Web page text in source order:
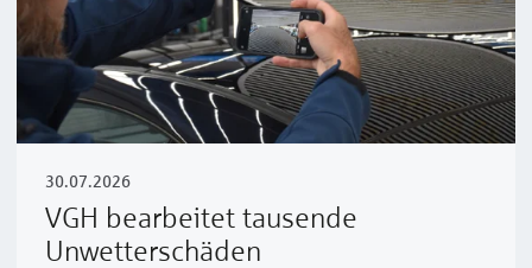
30.07.2026
VGH bearbeitet tausende
Unwetterschäden